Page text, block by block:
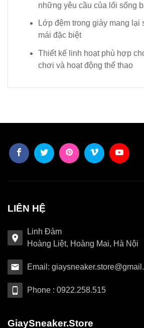
những yêu cầu của lối sống
Lớp đệm trong giày mang lại
mái đặc biệt
Thiết kế linh hoạt phù hợp
chơi và hoạt động thể thao
LIÊN HỆ
Linh Đàm
Hoàng Liệt, Hoàng Mai, Hà Nội
Email:
Phone : 0922.258.515
GiaySneaker.Store